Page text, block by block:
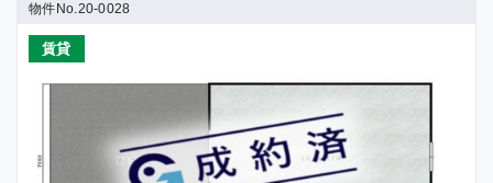
物件No.20-0028
賃貸